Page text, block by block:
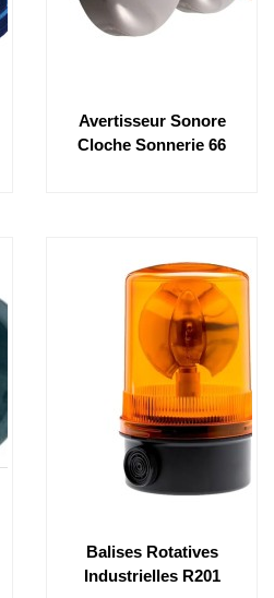
Avertisseur Sonore
Cloche Sonnerie 66
Balises Rotatives
Industrielles R201